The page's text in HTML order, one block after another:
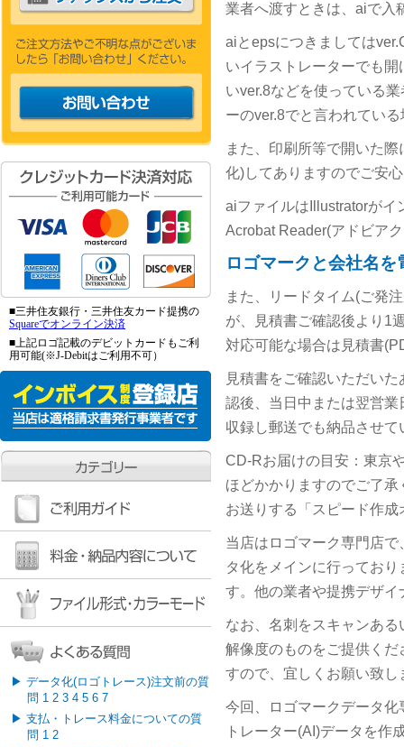
■三井住友銀行・三井住友カード提携の
Squareでオンライン決済
■上記ロゴ記載のデビットカードもご利
用可能(※J-Debitはご利用不可）
▶ データ化(ロゴトレース)注文前の質
問 1 2 3 4 5 6 7
▶ 支払・トレース料金についての質
問 1 2
業者へ渡すときは、aiで入
aiとepsにつきましては
いイラストレーターでも
いver.8などを使っている
ーのver.8でと言われてい
また、印刷所等で開いた
化)してありますのでご安
aiファイルはIllustratorがイ
Acrobat Reader(アドビア
ロゴマークと会社名
また、リードタイム(ご発
が、見積書ご確認後より1
対応可能な場合は見積書
見積書をご確認いただい
認後、当日中または翌営
収録し郵送でも納品させて
CD-Rお届けの目安：東京
ほどかかりますのでご了
お送りする「スピード作
当店はロゴマーク専門店
タ化をメインに行ってお
す。他の業者や提携デザ
なお、名刺をスキャンあ
解像度のものをご提供く
すので、宜しくお願い致し
今回、ロゴマークデータ
トレーター(AI)データを作